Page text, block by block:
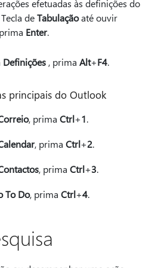
efetuadas às definições do
deTabulaçãoaté ouvir
Enter.
Definições , prima Alt+F4.
principais do Outlook
, prima Ctrl+1.
, prima Ctrl+2.
, prima Ctrl+3.
To Do, prima Ctrl+4.